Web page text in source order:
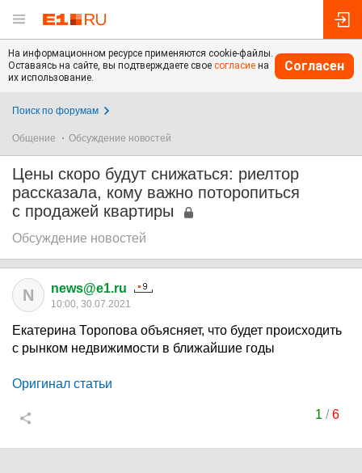
На информационном ресурсе применяются cookie-файлы.
Оставаясь на сайте, вы подтверждаете свое согласие на
их использование.
Согласен
Поиск по форумам
Общение Обсуждение новостей
Цены скоро будут снижаться: риелтор
рассказала, кому важно поторопиться
с продажей квартиры
Обсуждение новостей
N news@e1.ru
10:00, 30.07.2021
Екатерина Торопова объясняет, что будет происходить
с рынком недвижимости в ближайшие годы
Оригинал статьи
1 /6